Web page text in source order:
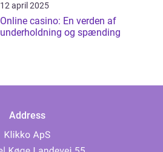
12 april 2025
Online casino: En verden af
underholdning og spænding
Address